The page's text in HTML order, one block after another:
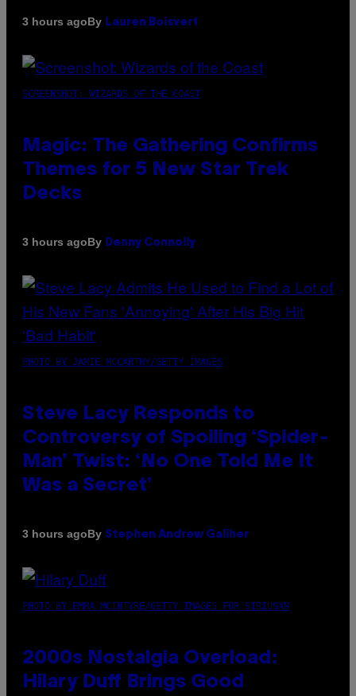
3 hours agoBy Lauren Boisvert
SCREENSHOT: WIZARDS OF THE COAST
Magic: The Gathering Confirms
Themes for 5 New Star Trek
Decks
3 hours agoBy Denny Connolly
PHOTO BY JAMIE MCCARTHY/GETTY IMAGES
Steve Lacy Responds to
Controversy of Spoiling ‘Spider-
Man’ Twist: ‘No One Told Me It
Was a Secret’
3 hours agoBy Stephen Andrew Galiher
PHOTO BY EMMA MCINTYRE/GETTY IMAGES FOR SIRIUSXM
2000s Nostalgia Overload:
Hilary Duff Brings Good